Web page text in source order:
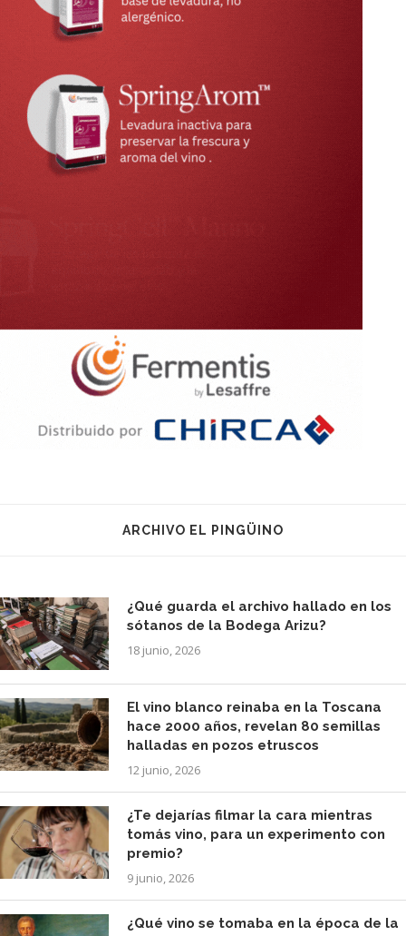
ARCHIVO EL PINGÜINO
¿Qué guarda el archivo hallado en los
sótanos de la Bodega Arizu?
18 junio, 2026
El vino blanco reinaba en la Toscana
hace 2000 años, revelan 80 semillas
halladas en pozos etruscos
12 junio, 2026
¿Te dejarías filmar la cara mientras
tomás vino, para un experimento con
premio?
9 junio, 2026
¿Qué vino se tomaba en la época de la